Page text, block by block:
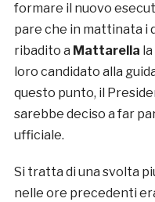
formare il nuovo
pare che in mattinata i
ribadito a Mattarella
loro candidato alla
questo punto, il
sarebbe deciso a far
ufficiale.
Si tratta di una svolta
nelle ore precedenti